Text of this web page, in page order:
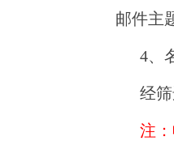
邮件主
4、
经
注